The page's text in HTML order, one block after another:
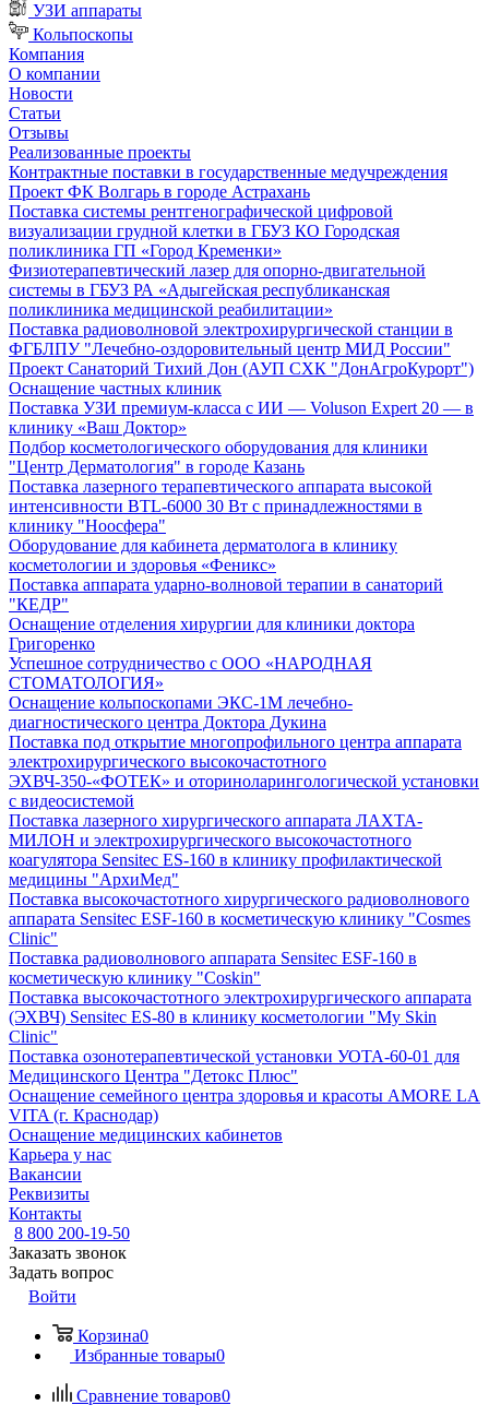
УЗИ аппараты
Кольпоскопы
Компания
О компании
Новости
Статьи
Отзывы
Реализованные проекты
Контрактные поставки в государственные медучреждения
Проект ФК Волгарь в городе Астрахань
Поставка системы рентгенографической цифровой
визуализации грудной клетки в ГБУЗ КО Городская
поликлиника ГП «Город Кременки»
Физиотерапевтический лазер для опорно-двигательной
системы в ГБУЗ РА «Адыгейская республиканская
поликлиника медицинской реабилитации»
Поставка радиоволновой электрохирургической станции в
ФГБЛПУ "Лечебно-оздоровительный центр МИД России"
Проект Санаторий Тихий Дон (АУП СХК "ДонАгроКурорт")
Оснащение частных клиник
Поставка УЗИ премиум-класса с ИИ — Voluson Expert 20 — в
клинику «Ваш Доктор»
Подбор косметологического оборудования для клиники
"Центр Дерматология" в городе Казань
Поставка лазерного терапевтического аппарата высокой
интенсивности BTL-6000 30 Вт с принадлежностями в
клинику "Ноосфера"
Оборудование для кабинета дерматолога в клинику
косметологии и здоровья «Феникс»
Поставка аппарата ударно-волновой терапии в санаторий
"КЕДР"
Оснащение отделения хирургии для клиники доктора
Григоренко
Успешное сотрудничество с ООО «НАРОДНАЯ
СТОМАТОЛОГИЯ»
Оснащение кольпоскопами ЭКС-1М лечебно-
диагностического центра Доктора Дукина
Поставка под открытие многопрофильного центра аппарата
электрохирургического высокочастотного
ЭХВЧ-350-«ФОТЕК» и оториноларингологической установки
с видеосистемой
Поставка лазерного хирургического аппарата ЛАХТА-
МИЛОН и электрохирургического высокочастотного
коагулятора Sensitec ES-160 в клинику профилактической
медицины "АрхиМед"
Поставка высокочастотного хирургического радиоволнового
аппарата Sensitec ESF-160 в косметическую клинику "Cosmes
Clinic"
Поставка радиоволнового аппарата Sensitec ESF-160 в
косметическую клинику "Coskin"
Поставка высокочастотного электрохирургического аппарата
(ЭХВЧ) Sensitec ES-80 в клинику косметологии "My Skin
Clinic"
Поставка озонотерапевтической установки УОТА-60-01 для
Медицинского Центра "Детокс Плюс"
Оснащение семейного центра здоровья и красоты AMORE LA
VITA (г. Краснодар)
Оснащение медицинских кабинетов
Карьера у нас
Вакансии
Реквизиты
Контакты
8 800 200-19-50
Заказать звонок
Задать вопрос
Войти
Корзина0
Избранные товары0
Сравнение товаров0